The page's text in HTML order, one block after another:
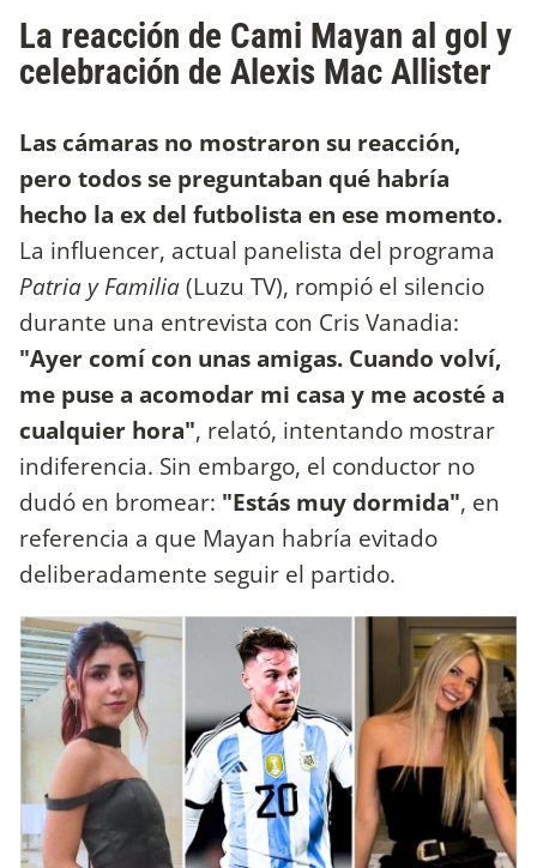
La reacción de Cami Mayan al gol y
celebración de Alexis Mac Allister
Las cámaras no mostraron su reacción,
pero todos se preguntaban qué habría
hecho la ex del futbolista en ese momento.
La influencer, actual panelista del programa
Patria y Familia(Luzu TV), rompió el silencio
durante una entrevista con Cris Vanadia:
"Ayer comí con unas amigas. Cuando volví,
me puse a acomodar mi casa y me acosté a
cualquier hora", relató, intentando mostrar
indiferencia. Sin embargo, el conductor no
dudó en bromear: "Estás muy dormida", en
referencia a que Mayan habría evitado
deliberadamente seguir el partido.